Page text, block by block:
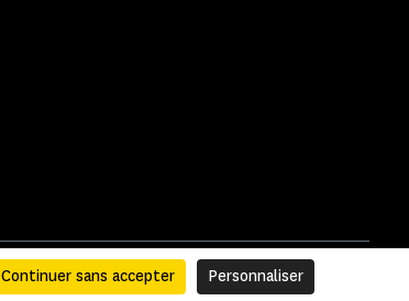
Continuer sans accepter Personnaliser